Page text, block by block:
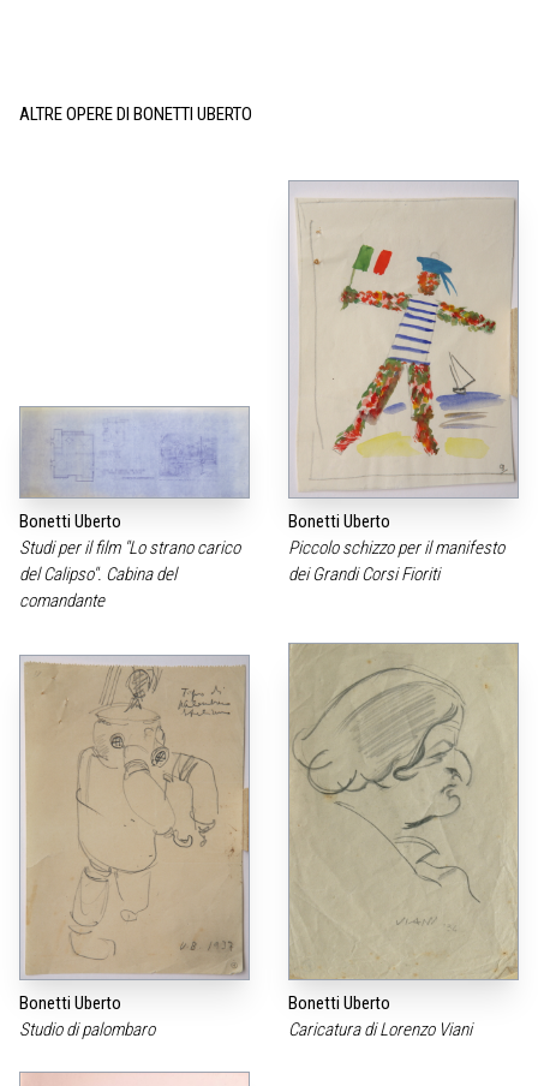
ALTRE OPERE DI BONETTI UBERTO
Bonetti Uberto
Studi per il film "Lo strano carico
del Calipso". Cabina del
comandante
Bonetti Uberto
Piccolo schizzo per il manifesto
dei Grandi Corsi Fioriti
Bonetti Uberto
Studio di palombaro
Bonetti Uberto
Caricatura di Lorenzo Viani